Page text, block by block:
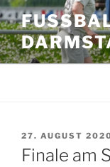
Zum
Inhalt
springen
AM
27. AUGUST
Finale am